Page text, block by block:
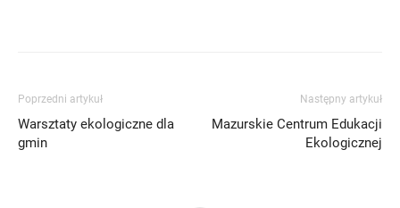
Poprzedni artykuł
Warsztaty ekologiczne dla
gmin
Następny artykuł
Mazurskie Centrum Edukacji
Ekologicznej